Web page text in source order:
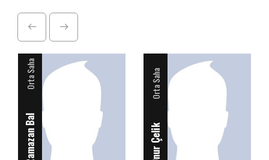
Ramazan Bal
Orta Saha
Onur Çelik
Orta Saha